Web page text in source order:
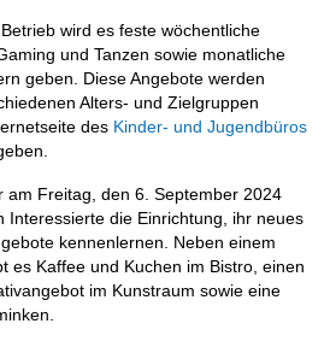
wird es feste wöchentliche
und Tanzen sowie monatliche
geben. Diese Angebote werden
Alters- und Zielgruppen
des Kinder- und Jugendbüros
am Freitag, den 6. September 2024
Interessierte die Einrichtung, ihr neues
kennenlernen. Neben einem
es Kaffee und Kuchen im Bistro, einen
im Kunstraum sowie eine